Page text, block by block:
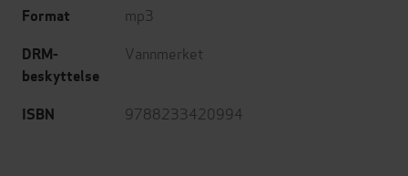
Format mp3
DRM-
beskyttelse
Vannmerket
ISBN 9788233420994